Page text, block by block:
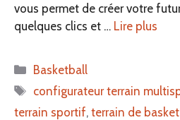
vous permet de créer votre
quelques clics et … Lire plus
Catégories
Basketball
Étiquettes
configurateur terrain
terrain sportif, terrain de